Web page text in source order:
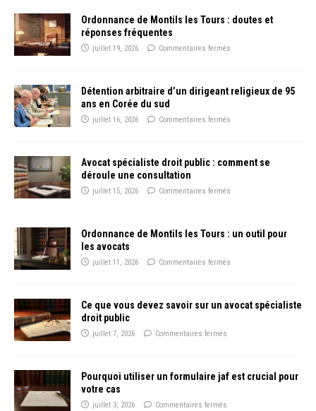
Ordonnance de Montils les Tours : doutes et
réponses fréquentes
juillet 19, 2026 Commentaires fermés
Détention arbitraire d’un dirigeant religieux de 95
ans en Corée du sud
juillet 16, 2026 Commentaires fermés
Avocat spécialiste droit public : comment se
déroule une consultation
juillet 15, 2026 Commentaires fermés
Ordonnance de Montils les Tours : un outil pour
les avocats
juillet 11, 2026 Commentaires fermés
Ce que vous devez savoir sur un avocat spécialiste
droit public
juillet 7, 2026 Commentaires fermés
Pourquoi utiliser un formulaire jaf est crucial pour
votre cas
juillet 3, 2026 Commentaires fermés